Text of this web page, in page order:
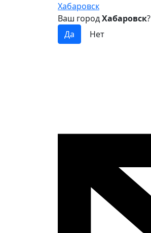
Хабаровск
Ваш городХабаровск?